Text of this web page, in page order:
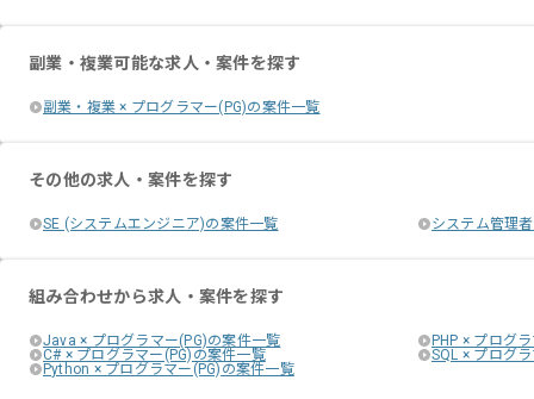
副業・複業可能な求人・案件を探す
副業・複業 × プログラマー(PG)の案件一覧
その他の求人・案件を探す
SE (システムエンジニア)の案件一覧 システム管理
組み合わせから求人・案件を探す
Java × プログラマー(PG)の案件一覧
PHP × プログ
C# × プログラマー(PG)の案件一覧
SQL × プログ
Python × プログラマー(PG)の案件一覧